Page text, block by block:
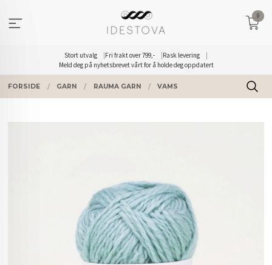
innholdet
Stort utvalg Fri frakt over 799,-
Rask levering
Meld deg på nyhetsbrevet vårt for å holde deg oppdatert
0
FORSIDE GARN RAUMA GARN VAMS